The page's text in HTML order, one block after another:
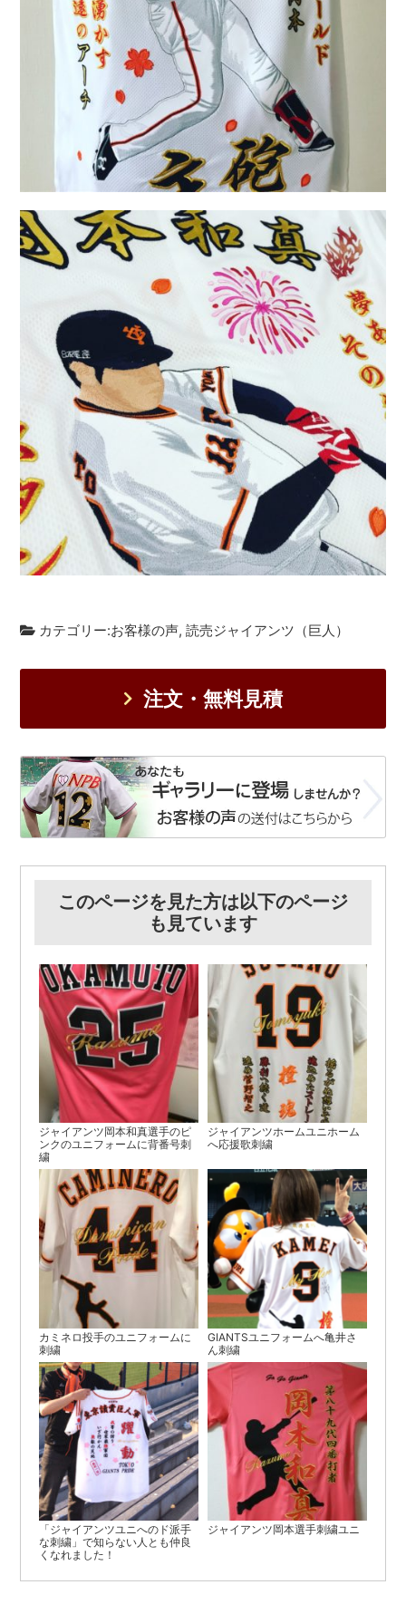
カテゴリー:お客様の声,読売ジャイアンツ（巨人）
注文・無料見積
このページを見た方は以下のページ
も見ています
ジャイアンツ岡本和真選手のピ
ンクのユニフォームに背番号刺
繍
ジャイアンツホームユニホーム
へ応援歌刺繍
カミネロ投手のユニフォームに
刺繍
GIANTSユニフォームへ亀井さ
ん刺繍
「ジャイアンツユニへのド派手
な刺繍」で知らない人とも仲良
くなれました！
ジャイアンツ岡本選手刺繍ユニ